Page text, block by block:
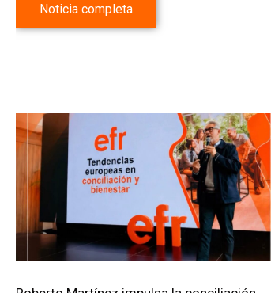
Noticia completa